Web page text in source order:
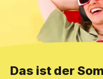
Das ist der